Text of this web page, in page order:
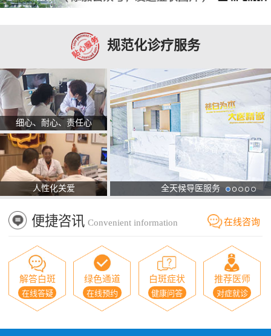
规范化诊疗服务
细心、耐心、责任心
人性化关爱 全天候导医服务
便捷咨讯 Convenient information 在线咨询
解答白斑
在线答疑
绿色通道
在线预约
白斑症状
健康问答
推荐医师
对症就诊